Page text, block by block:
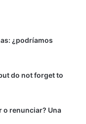
¿podríamos
do not forget to
o renunciar? Una